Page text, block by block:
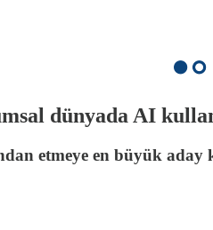
dünyada AI
etmeye en büyük